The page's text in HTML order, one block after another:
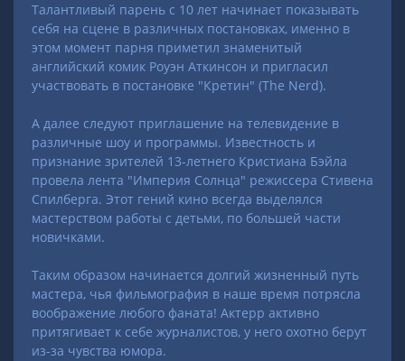
Талантливый парень с 10 лет начинает показывать
себя на сцене в различных постановках, именно в
этом момент парня приметил знаменитый
английский комик Роуэн Аткинсон и пригласил
участвовать в постановке "Кретин" (The Nerd).
А далее следуют приглашение на телевидение в
различные шоу и программы. Известность и
признание зрителей 13-летнего Кристиана Бэйла
провела лента "Империя Солнца" режиссера Стивена
Спилберга. Этот гений кино всегда выделялся
мастерством работы с детьми, по большей части
новичками.
Таким образом начинается долгий жизненный путь
мастера, чья фильмография в наше время потрясла
воображение любого фаната! Актерр активно
притягивает к себе журналистов, у него охотно берут
из-за чувства юмора.